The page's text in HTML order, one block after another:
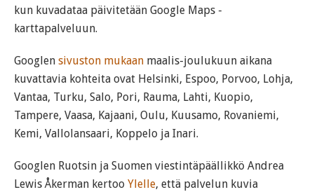
kun kuvadataa päivitetään Google Maps -
karttapalveluun.
Googlen sivuston mukaan maalis-joulukuun aikana
kuvattavia kohteita ovat Helsinki, Espoo, Porvoo, Lohja,
Vantaa, Turku, Salo, Pori, Rauma, Lahti, Kuopio,
Tampere, Vaasa, Kajaani, Oulu, Kuusamo, Rovaniemi,
Kemi, Vallolansaari, Koppelo ja Inari.
Googlen Ruotsin ja Suomen viestintäpäällikkö Andrea
Lewis Åkerman kertoo Ylelle, että palvelun kuvia